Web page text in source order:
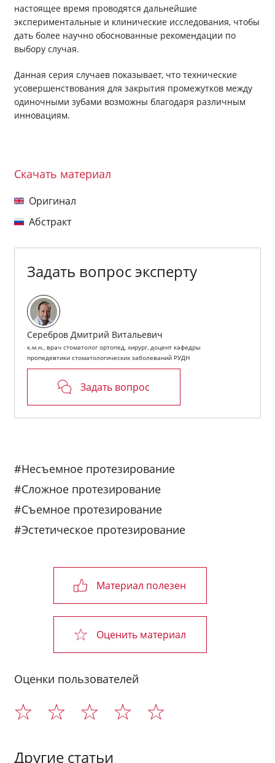
настоящее время проводятся дальнейшие
экспериментальные и клинические исследования, чтобы
дать более научно обоснованные рекомендации по
выбору случая.
Данная серия случаев показывает, что технические
усовершенствования для закрытия промежутков между
одиночными зубами возможны благодаря различным
инновациям.
Скачать материал
Оригинал
Абстракт
Задать вопрос эксперту
Серебров Дмитрий Витальевич
к.м.н., врач стоматолог ортопед, хирург, доцент кафедры
пропедевтики стоматологических заболеваний РУДН
Задать вопрос
#Несъемное протезирование
#Сложное протезирование
#Съемное протезирование
#Эстетическое протезирование
Материал полезен
Оценить материал
Оценки пользователей
Другие статьи